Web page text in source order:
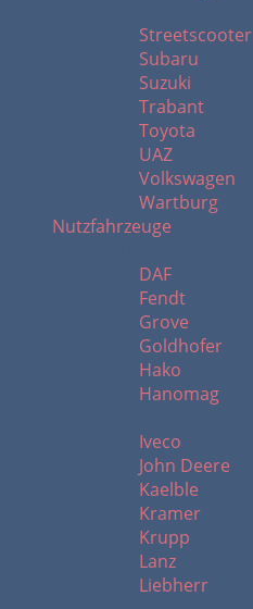
Streetscooter
Subaru
Suzuki
Trabant
Toyota
UAZ
Volkswagen
Wartburg
Nutzfahrzeuge
DAF
Fendt
Grove
Goldhofer
Hako
Hanomag
Iveco
John Deere
Kaelble
Kramer
Krupp
Lanz
Liebherr